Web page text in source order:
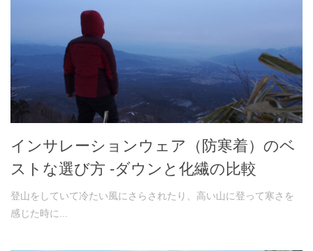
インサレーションウェア（防寒着）のベ
ストな選び方 -ダウンと化繊の比較
登山をしていて冷たい風にさらされたり、高い山に登って寒さを
感じた時に...